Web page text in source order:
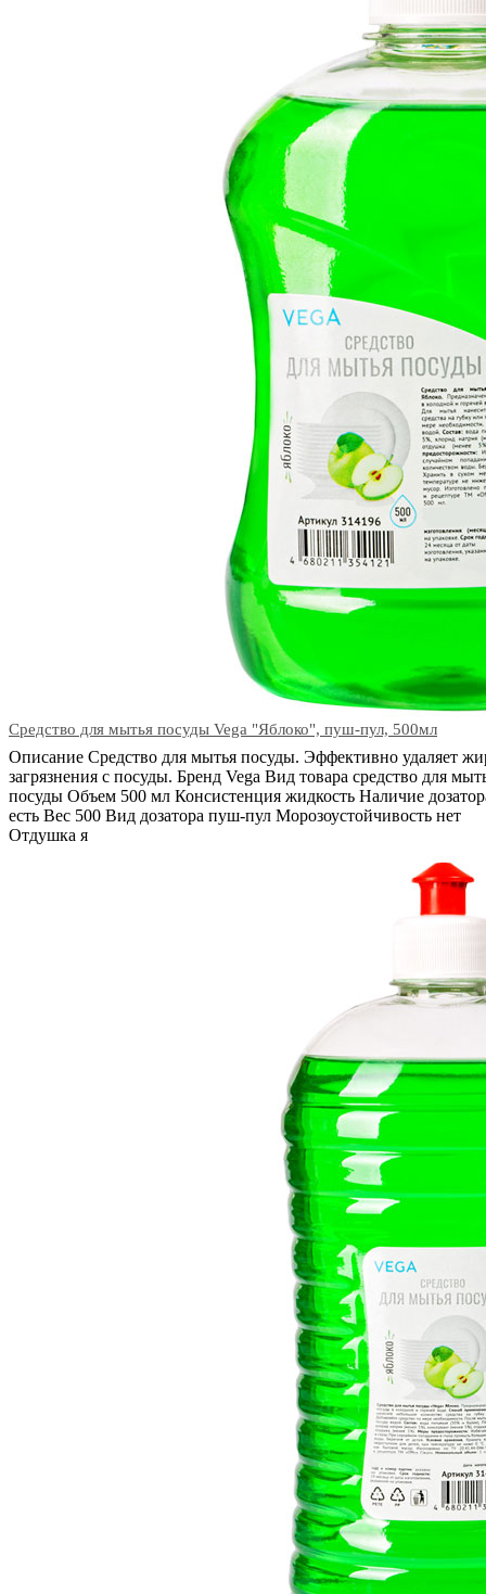
Средство для мытья посуды Vega "Яблоко", пуш-пул, 500мл
Описание Средство для мытья посуды. Эффективно удаляет
загрязнения с посуды. Бренд Vega Вид товара средство для
посуды Объем 500 мл Консистенция жидкость Наличие
есть Вес 500 Вид дозатора пуш-пул Морозоустойчивость нет
Отдушка я
В корзину
Наличие:
в наличии